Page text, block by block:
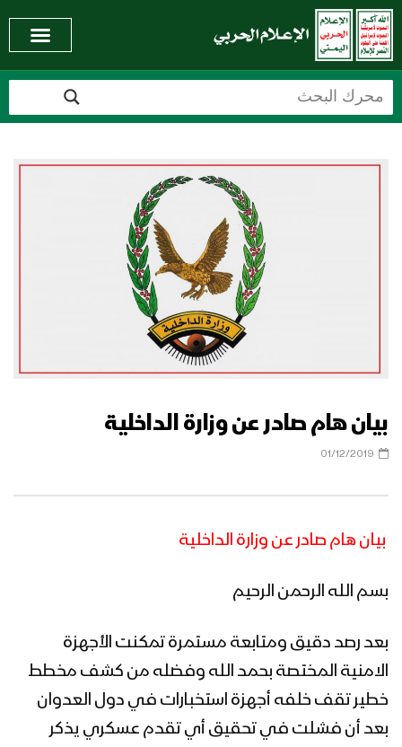
بيان هام صادر عن وزارة الداخلية
01/12/2019
بيان هام صادر عن وزارة الداخلية
بسم الله الرحمن الرحيم
بعد رصد دقيق ومتابعة مستمرة تمكنت الأجهزة
الامنية المختصة بحمد الله وفضله من كشف مخطط
خطير تقف خلفه أجهزة استخبارات في دول العدوان
بعد أن فشلت في تحقيق أي تقدم عسكري يذكر